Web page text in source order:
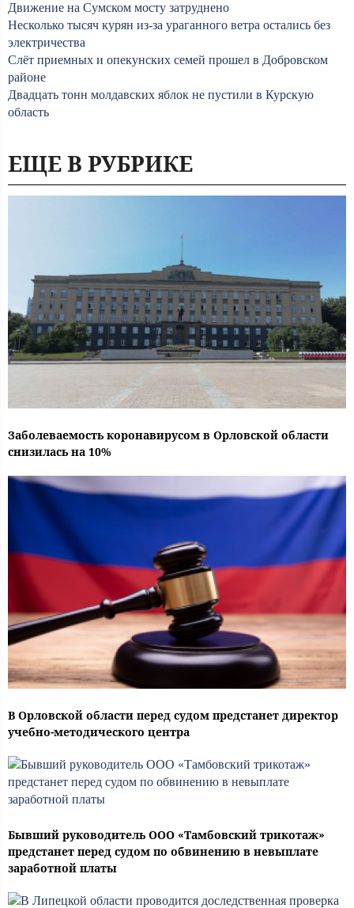
Движение на Сумском мосту затруднено
Несколько тысяч курян из-за ураганного ветра остались без
электричества
Слёт приемных и опекунских семей прошел в Добровском
районе
Двадцать тонн молдавских яблок не пустили в Курскую
область
ЕЩЕ В РУБРИКЕ
Заболеваемость коронавирусом в Орловской области
снизилась на 10%
В Орловской области перед судом предстанет директор
учебно-методического центра
Бывший руководитель ООО «Тамбовский трикотаж»
предстанет перед судом по обвинению в невыплате
заработной платы